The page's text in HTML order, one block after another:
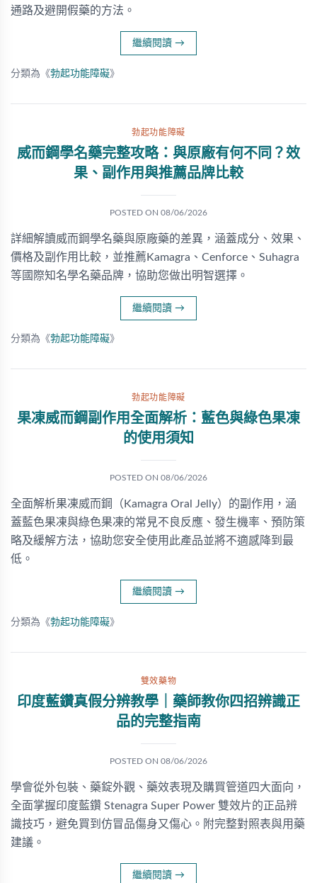
通路及避開假藥的方法。
繼續閱讀 →
分類為《勃起功能障礙》
勃起功能障礙
威而鋼學名藥完整攻略：與原廠有何不同？效
果、副作用與推薦品牌比較
POSTED ON 08/06/2026
詳細解讀威而鋼學名藥與原廠藥的差異，涵蓋成分、效果、
價格及副作用比較，並推薦Kamagra、Cenforce、Suhagra
等國際知名學名藥品牌，協助您做出明智選擇。
繼續閱讀 →
分類為《勃起功能障礙》
勃起功能障礙
果凍威而鋼副作用全面解析：藍色與綠色果凍
的使用須知
POSTED ON 08/06/2026
全面解析果凍威而鋼（Kamagra Oral Jelly）的副作用，涵
蓋藍色果凍與綠色果凍的常見不良反應、發生機率、預防策
略及緩解方法，協助您安全使用此產品並將不適感降到最
低。
繼續閱讀 →
分類為《勃起功能障礙》
雙效藥物
印度藍鑽真假分辨教學｜藥師教你四招辨識正
品的完整指南
POSTED ON 08/06/2026
學會從外包裝、藥錠外觀、藥效表現及購買管道四大面向，
全面掌握印度藍鑽 Stenagra Super Power 雙效片的正品辨
識技巧，避免買到仿冒品傷身又傷心。附完整對照表與用藥
建議。
繼續閱讀 →